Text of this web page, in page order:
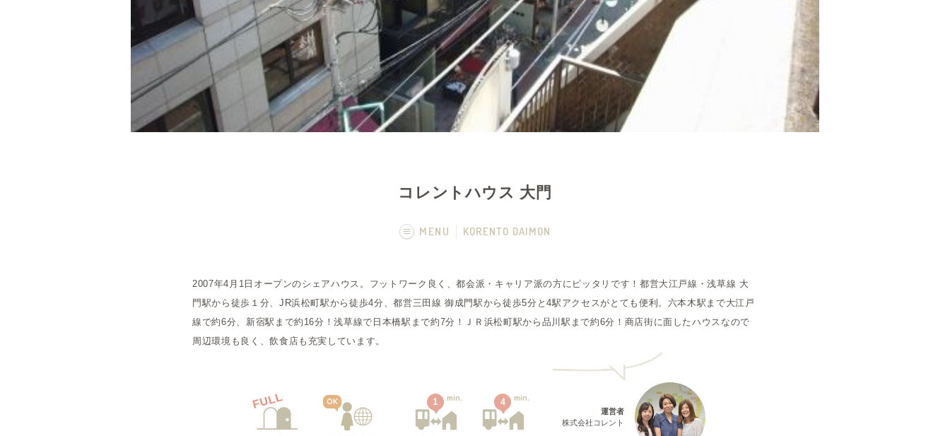
コレントハウス 大門
MENU KORENTO DAIMON
運営者 フカボリ記事
2007年4月1日オープンのシェアハウス。フットワーク良く、都会派・キャリア派の方にピッタリです！都営大江戸線・浅草線 大
門駅から徒歩１分、JR浜松町駅から徒歩4分、都営三田線 御成門駅から徒歩5分と4駅アクセスがとても便利。六本木駅まで大江戸
線で約6分、新宿駅まで約16分！浅草線で日本橋駅まで約7分！ＪＲ浜松町駅から品川駅まで約6分！商店街に面したハウスなので
周辺環境も良く、飲食店も充実しています。
FULL OK 1 min. 4 min.
運営者
株式会社コレント